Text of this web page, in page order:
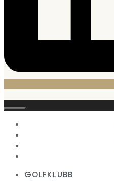
Stäng
GOLFKLUBB